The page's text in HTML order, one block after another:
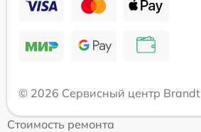
© 2026 Сервисный центр Brandt
Стоимость ремонта